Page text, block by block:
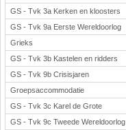
GS - Tvk 3a Kerken en kloosters
GS - Tvk 9a Eerste Wereldoorlog
Grieks
GS - Tvk 3b Kastelen en ridders
GS - Tvk 9b Crisisjaren
Groepsaccommodatie
GS - Tvk 3c Karel de Grote
GS - Tvk 9c Tweede Wereldoorlog